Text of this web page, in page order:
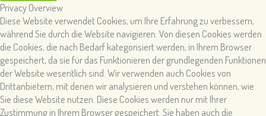
Privacy Overview
Diese Website verwendet Cookies, um Ihre Erfahrung zu verbessern,
während Sie durch die Website navigieren. Von diesen Cookies werden
die Cookies, die nach Bedarf kategorisiert werden, in Ihrem Browser
gespeichert, da sie für das Funktionieren der grundlegenden Funktionen
der Website wesentlich sind. Wir verwenden auch Cookies von
Drittanbietern, mit denen wir analysieren und verstehen können, wie
Sie diese Website nutzen. Diese Cookies werden nur mit Ihrer
Zustimmung in Ihrem Browser gespeichert. Sie haben auch die